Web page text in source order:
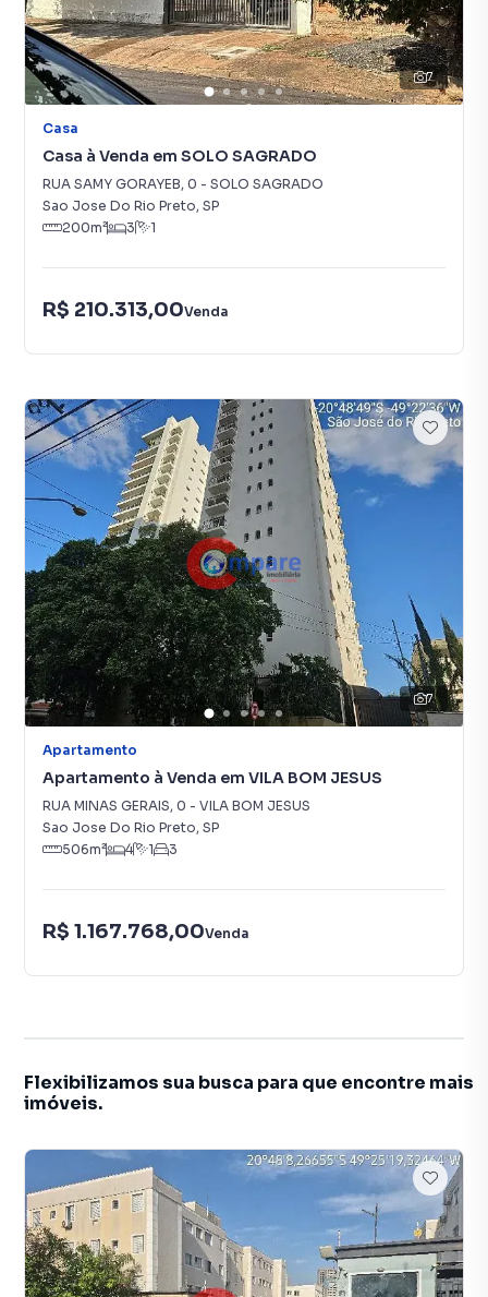
7
Casa
Casa à Venda em SOLO SAGRADO
RUA SAMY GORAYEB, 0 - SOLO SAGRADO
Sao Jose Do Rio Preto, SP
200m² 3 1
R$ 210.313,00Venda
7
Apartamento
Apartamento à Venda em VILA BOM JESUS
RUA MINAS GERAIS, 0 - VILA BOM JESUS
Sao Jose Do Rio Preto, SP
506m² 4 1 3
R$ 1.167.768,00Venda
Flexibilizamos sua busca para que encontre mais
imóveis.